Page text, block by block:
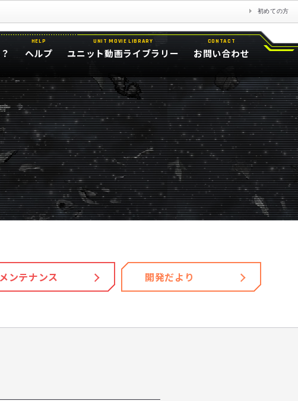
初めての方
HELP
ヘルプ
UNIT MOVIE LIBRARY
ユニット動画ライブラリー
CONTACT
お問い合わせ
メンテナンス 開発だより